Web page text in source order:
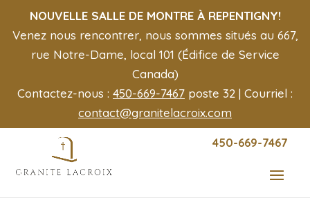
NOUVELLE SALLE DE MONTRE À REPENTIGNY!
Venez nous rencontrer, nous sommes situés au 667,
rue Notre-Dame, local 101 (Édifice de Service
Canada)
Contactez-nous : 450-669-7467 poste 32 | Courriel :
contact@granitelacroix.com
450-669-7467